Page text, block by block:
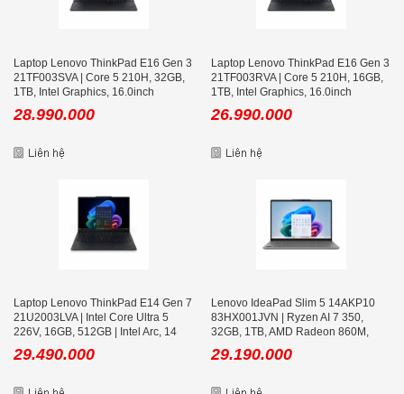
Laptop Lenovo ThinkPad E16 Gen 3
21TF003SVA | Core 5 210H, 32GB,
1TB, Intel Graphics, 16.0inch
28.990.000
Laptop Lenovo ThinkPad E16 Gen 3
21TF003RVA | Core 5 210H, 16GB,
1TB, Intel Graphics, 16.0inch
26.990.000
Laptop Lenovo ThinkPad E14 Gen 7
21U2003LVA | Intel Core Ultra 5
226V, 16GB, 512GB | Intel Arc, 14
inch WUXGA IPS, No OS
29.490.000
Lenovo IdeaPad Slim 5 14AKP10
83HX001JVN | Ryzen AI 7 350,
32GB, 1TB, AMD Radeon 860M,
14inch WUXGA OLED
29.190.000